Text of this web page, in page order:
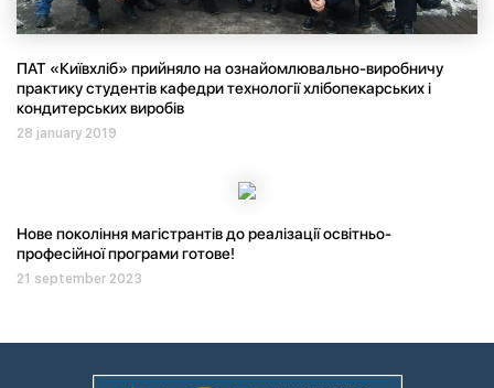
ПАТ «Київхліб» прийняло на ознайомлювально-виробничу
практику студентів кафедри технології хлібопекарських і
кондитерських виробів
28 january 2019
Нове покоління магістрантів до реалізації освітньо-
професійної програми готове!
21 september 2023